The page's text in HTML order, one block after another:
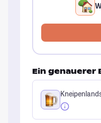
Ein genauerer